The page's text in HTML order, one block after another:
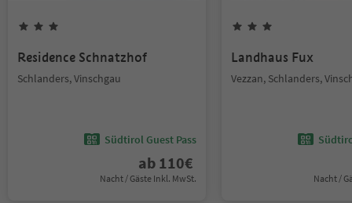
Residence Schnatzhof
Schlanders, Vinschgau
Südtirol Guest Pass
ab 110€
Nacht / Gäste Inkl. MwSt.
Landhaus Fux
Vezzan, Schlanders,
Nacht /